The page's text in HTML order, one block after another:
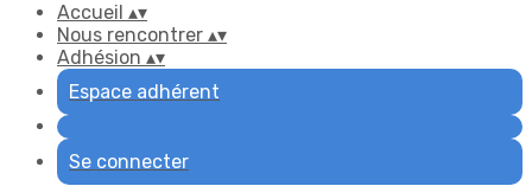
Accueil ▴▾
Nous rencontrer ▴▾
Adhésion ▴▾
Espace adhérent
Se connecter